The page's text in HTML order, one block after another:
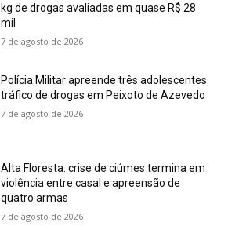
kg de drogas avaliadas em quase R$ 28
mil
7 de agosto de 2026
Polícia Militar apreende três adolescentes
tráfico de drogas em Peixoto de Azevedo
7 de agosto de 2026
Alta Floresta: crise de ciúmes termina em
violência entre casal e apreensão de
quatro armas
7 de agosto de 2026